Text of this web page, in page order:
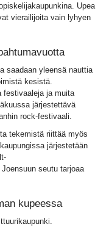
Upea
vierailijoita vain lyhyen
saadaan yleensä nauttia
kesistä.
festivaaleja ja muita
järjestettävä
rock-festivaali.
tekemistä riittää myös
järjestetään
seutu tarjoaa
kupeessa